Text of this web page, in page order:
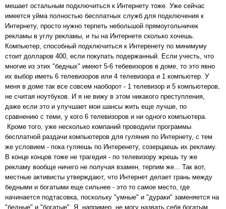
мешает остальным подключиться к Интернету тоже. Уже сейчас
имеется уйма полностью бесплатных служб для подключения к
Интернету, просто нужно терпеть небольшой прямоугольничек
рекламы в углу рекламы, и ты на Интернете сколько хочешь.
Компьютер, способный подключиться к Интеренету по минимуму
стоит долларов 400, если покупать подержанный. Если учесть, что
многие из этих "бедных" имеют 5-6 тебевизоров в доме, то это явно
их выбор иметь 6 телевизоров или 4 телевизора и 1 компьютер. У
меня в доме так все совсем наоборот - 1 телевизор и 5 компьютеров,
не считая ноутбуков. И я не вижу в этом никакого преступления,
даже если это и улучшает мои шансы жить еще лучше, по
сравнению с теми, у кого 6 телевизоров и ни одного компьютера.
Кроме того, уже несколько компаний проводили программы
бесплатной раздачи компьютеров для гуляния по Интернету, с тем
же условием - пока гуляешь по Интеренету, созерцаешь их рекламу.
В конце концов тоже не трагедия - по телевизору жрешь ту же
рекламу вообще ничего не получая взамен, терпим же... Так вот,
местные активисты утверждают, что Интернет делает грань между
бедными и богатыми еще сильнее - это то самое место, где
начинается подтасовка, поскольку "умные" и "дураки" заменяется на
"бедные" и "богатые", Я, например, не могу назвать себя богатым.